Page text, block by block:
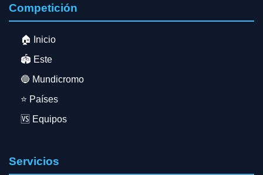
Competición
🏠 Inicio
🏟️ Este
🔵 Mundicromo
⭐ Países
🆚 Equipos
Servicios